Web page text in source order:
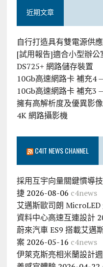
近期文章
自行打造具有雙電源供
[試用報告]適合小型辦公
DS725+ 網路儲存裝置
10Gb高速網路卡 補充4
10Gb高速網路卡 補充3
擁有高解析度及優異影
4K 網路攝影機
C4IT NEWS CHANNEL
採用互宇向量關鍵慣導
捷 2026-08-06 c4news
艾邁斯歐司朗
資料中心高速互連設計
蔚來汽車 ES9 搭載艾邁
案 2026-05-16 c4news
伊萊克斯亮相米蘭設計